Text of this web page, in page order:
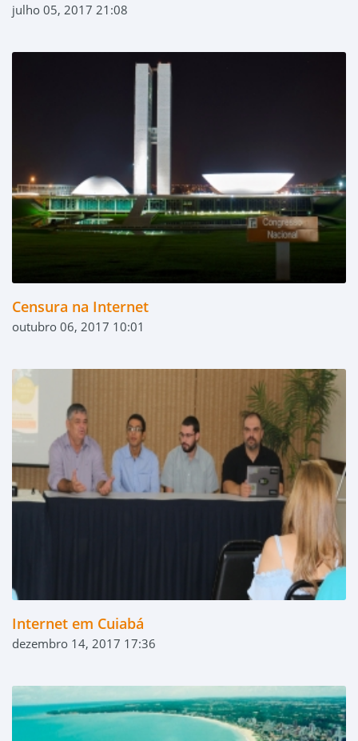
julho 05, 2017 21:08
Censura na Internet
outubro 06, 2017 10:01
Internet em Cuiabá
dezembro 14, 2017 17:36